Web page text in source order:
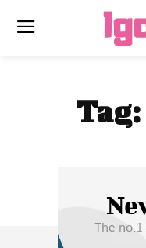
Tag: